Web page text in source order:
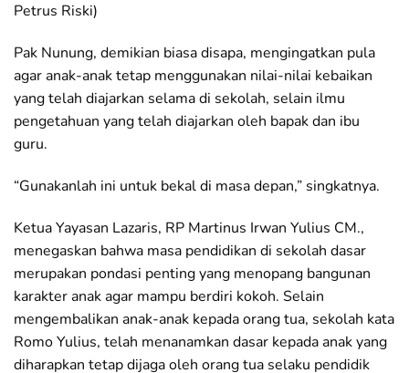
Petrus Riski)
Pak Nunung, demikian biasa disapa, mengingatkan pula
agar anak-anak tetap menggunakan nilai-nilai kebaikan
yang telah diajarkan selama di sekolah, selain ilmu
pengetahuan yang telah diajarkan oleh bapak dan ibu
guru.
“Gunakanlah ini untuk bekal di masa depan,” singkatnya.
Ketua Yayasan Lazaris, RP Martinus Irwan Yulius CM.,
menegaskan bahwa masa pendidikan di sekolah dasar
merupakan pondasi penting yang menopang bangunan
karakter anak agar mampu berdiri kokoh. Selain
mengembalikan anak-anak kepada orang tua, sekolah kata
Romo Yulius, telah menanamkan dasar kepada anak yang
diharapkan tetap dijaga oleh orang tua selaku pendidik